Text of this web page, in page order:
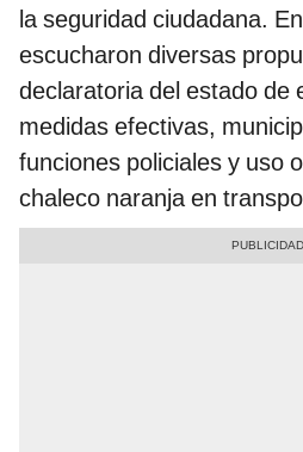
la seguridad ciudadana.
escucharon diversas
declaratoria del estado de
medidas efectivas,
funciones policiales y uso
chaleco naranja en